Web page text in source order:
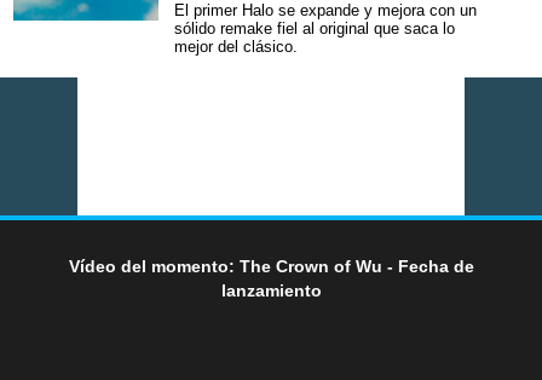
El primer Halo se expande y mejora con un
sólido remake fiel al original que saca lo
mejor del clásico.
Vídeo del momento: The Crown of Wu - Fecha de
lanzamiento